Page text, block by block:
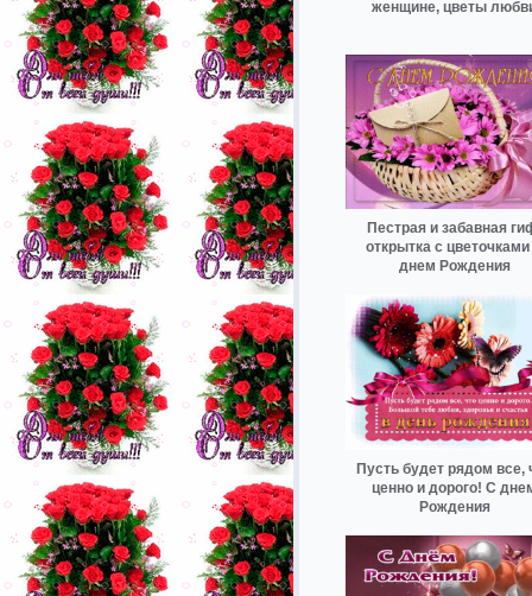
женщине, цветы
Пестрая и забавная
открытка с
днем Рождения
Пусть будет рядом все,
ценно и дорого! С
Рождения